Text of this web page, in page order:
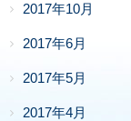
2017年10月
2017年6月
2017年5月
2017年4月